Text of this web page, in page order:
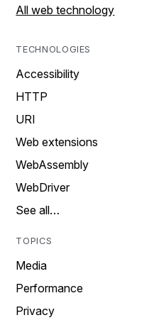
All web technology
TECHNOLOGIES
Accessibility
HTTP
URI
Web extensions
WebAssembly
WebDriver
See all…
TOPICS
Media
Performance
Privacy